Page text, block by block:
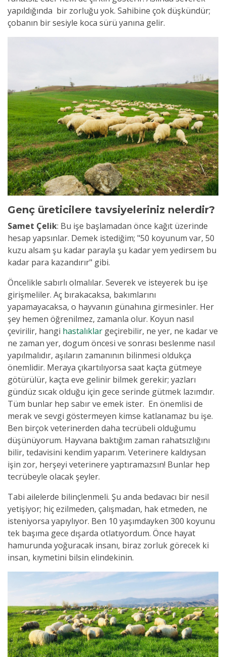
yapıldığında bir zorluğu yok. Sahibine çok düşkündür;
çobanın bir sesiyle koca sürü yanına gelir.
Genç üreticilere tavsiyeleriniz nelerdir?
Samet Çelik: Bu işe başlamadan önce kağıt üzerinde
hesap yapsınlar. Demek istediğim; "50 koyunum var, 50
kuzu alsam şu kadar parayla şu kadar yem yedirsem bu
kadar para kazandırır" gibi.
Öncelikle sabırlı olmalılar. Severek ve isteyerek bu işe
girişmeliler. Aç bırakacaksa, bakımlarını
yapamayacaksa, o hayvanın günahına girmesinler. Her
şey hemen öğrenilmez, zamanla olur. Koyun nasıl
çevirilir, hangi hastalıklar geçirebilir, ne yer, ne kadar ve
ne zaman yer, dogum öncesi ve sonrası beslenme nasıl
yapılmalıdır, aşıların zamanının bilinmesi oldukça
önemlidir. Meraya çıkartılıyorsa saat kaçta gütmeye
götürülür, kaçta eve gelinir bilmek gerekir; yazları
gündüz sıcak olduğu için gece serinde gütmek lazımdır.
Tüm bunlar hep sabır ve emek ister. En önemlisi de
merak ve sevgi göstermeyen kimse katlanamaz bu işe.
Ben birçok veterinerden daha tecrübeli olduğumu
düşünüyorum. Hayvana baktığım zaman rahatsızlığını
bilir, tedavisini kendim yaparım. Veterinere kaldıysan
işin zor, herşeyi veterinere yaptıramazsın! Bunlar hep
tecrübeyle olacak şeyler.
Tabi ailelerde bilinçlenmeli. Şu anda bedavacı bir nesil
yetişiyor; hiç ezilmeden, çalışmadan, hak etmeden, ne
isteniyorsa yapıylıyor. Ben 10 yaşımdayken 300 koyunu
tek başıma gece dışarda otlatıyordum. Önce hayat
hamurunda yoğuracak insanı, biraz zorluk görecek ki
insan, kıymetini bilsin elindekinin.